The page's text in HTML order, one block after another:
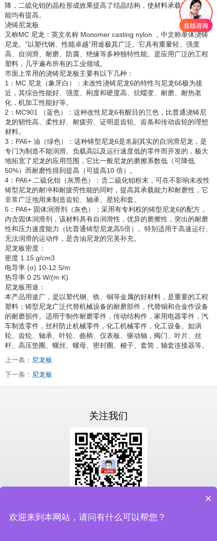
降，二硫化钼的晶粒形成效果提高了结晶结构，使材料承载和耐磨性
能均有提高。
浇铸尼龙板
又称MC 尼龙：英文名称 Monomer casting nylon ，中文称单体浇铸
尼龙。“以塑代钢、性能卓越”用途极其广泛。它具有重量轻、强度
高、自润滑、耐磨、防腐、绝缘等多种独特性能。是应用广泛的工程
塑料，几乎遍布所有的工业领域。
市面上常用的浇铸尼龙板主要有以下几种：
1：MC 尼龙（象牙白）：未改性浇铸尼龙6的特性与尼龙66极为接
近，其综合性能好、强度、刚度和硬度高、抗蠕变、耐磨、耐热老
化，机加工性能好等。
2：MC901 （蓝色）：这种改性尼龙6有醒目的兰色，比普通浇铸尼
龙的韧性高、柔性好、耐疲劳、证明是齿轮、齿条和传动齿轮的理想
材料。
3：PA6+ 油（绿色）：这种铸型尼龙6是名副其实的自润滑尼龙，是
专门为制造不能润滑、负载高以及运行速度低的零件而开发的，极大
地拓宽了尼龙的应用范围，它比一般尼龙的磨擦系数低（可降低
50%）而耐磨性得到提高（可提高10 倍）。
4：PA6+ 二硫化钼（灰黑色）：含二硫化钼粉末，可在不影响未改性
铸型尼龙的耐冲和耐疲劳性能的同时，提高其承载能力和耐磨性，它
非常广泛地用来制造齿轮、轴承、星轮和套。
5：PA6+ 固体润滑剂（灰色）：采用有专利权的铸型尼龙6的配方，
内含固体润滑剂，该材料具有自润滑性，优异的磨擦性，突出的耐磨
性和压力速度能力（比普通铸型尼龙高5倍）。特别适用于高速运行、
无法润滑的运动件，是含油尼龙的完美补充。
尼龙板密度：
密度 1.15 g/cm3
电导率 (σ) 10-12 S/m
热导率 0.25 W/(m·K)
尼龙板用途：
本产品用途广，是以塑代钢、铁、铜等金属的好材料，是重要的工程
塑料；铸型尼龙广泛代替机械设备的耐磨部件，代替铜和合金作设备
的耐磨损件。适用于制作耐磨零件，传动结构件，家用电器零件，汽
车制造零件，丝杆防止机械零件，化工机械零件，化工设备。如涡
轮、齿轮、轴承、叶轮、曲柄、仪表板、驱动轴，阀门、叶片、丝
杆、高压垫圈、螺丝、螺母、密封圈、梭子、套简，轴套连接器等。
上一条： 尼龙板
下一条： 尼龙板
关注我们
扫一扫关注我们
×
欢迎来到本网站，请问有什么可以帮您？